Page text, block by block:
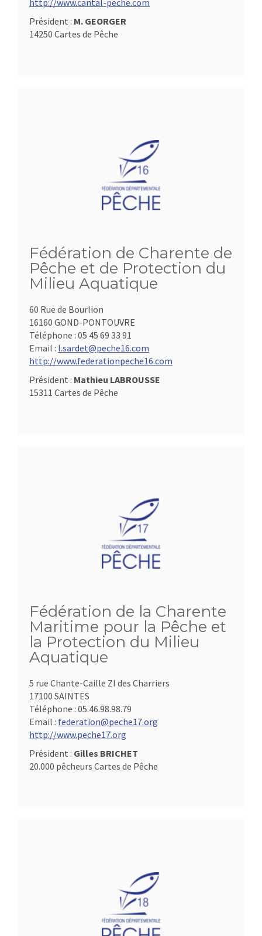
http://www.cantal-peche.com
Président : M. GEORGER
14250 Cartes de Pêche
Fédération de Charente de
Pêche et de Protection du
Milieu Aquatique
60 Rue de Bourlion
16160 GOND-PONTOUVRE
Téléphone : 05 45 69 33 91
Email : l.sardet@peche16.com
http://www.federationpeche16.com
Président : Mathieu LABROUSSE
15311 Cartes de Pêche
Fédération de la Charente
Maritime pour la Pêche et
la Protection du Milieu
Aquatique
5 rue Chante-Caille ZI des Charriers
17100 SAINTES
Téléphone : 05.46.98.98.79
Email : federation@peche17.org
http://www.peche17.org
Président : Gilles BRICHET
20.000 pêcheurs Cartes de Pêche